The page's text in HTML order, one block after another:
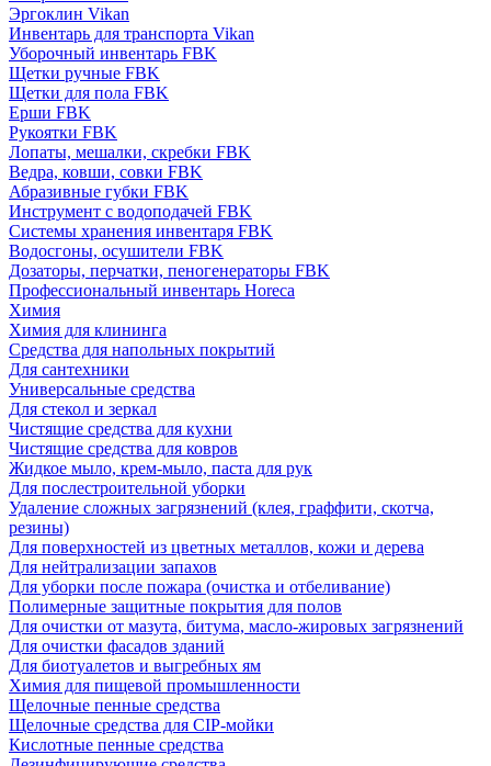
Эргоклин Vikan
Инвентарь для транспорта Vikan
Уборочный инвентарь FBK
Щетки ручные FBK
Щетки для пола FBK
Ерши FBK
Рукоятки FBK
Лопаты, мешалки, скребки FBK
Ведра, ковши, совки FBK
Абразивные губки FBK
Инструмент с водоподачей FBK
Системы хранения инвентаря FBK
Водосгоны, осушители FBK
Дозаторы, перчатки, пеногенераторы FBK
Профессиональный инвентарь Horeca
Химия
Химия для клининга
Средства для напольных покрытий
Для сантехники
Универсальные средства
Для стекол и зеркал
Чистящие средства для кухни
Чистящие средства для ковров
Жидкое мыло, крем-мыло, паста для рук
Для послестроительной уборки
Удаление сложных загрязнений (клея, граффити, скотча,
резины)
Для поверхностей из цветных металлов, кожи и дерева
Для нейтрализации запахов
Для уборки после пожара (очистка и отбеливание)
Полимерные защитные покрытия для полов
Для очистки от мазута, битума, масло-жировых загрязнений
Для очистки фасадов зданий
Для биотуалетов и выгребных ям
Химия для пищевой промышленности
Щелочные пенные средства
Щелочные средства для CIP-мойки
Кислотные пенные средства